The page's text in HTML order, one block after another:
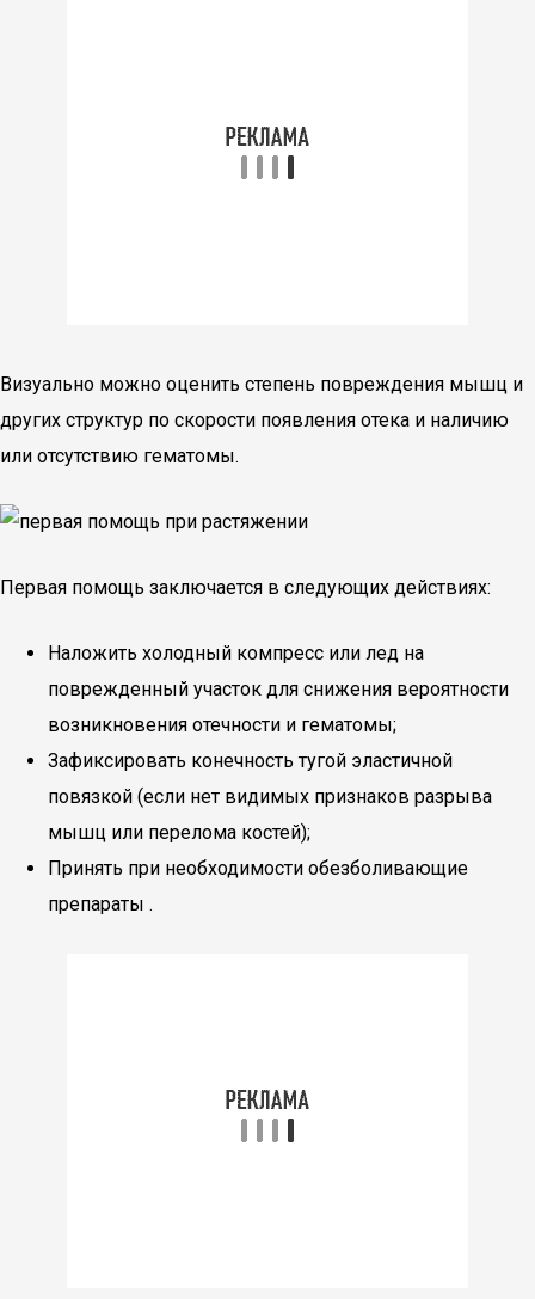
Визуально можно оценить степень повреждения мышц и
других структур по скорости появления отека и наличию
или отсутствию гематомы.
Первая помощь заключается в следующих действиях:
Наложить холодный компресс или лед на
поврежденный участок для снижения вероятности
возникновения отечности и гематомы;
Зафиксировать конечность тугой эластичной
повязкой (если нет видимых признаков разрыва
мышц или перелома костей);
Принять при необходимости обезболивающие
препараты .